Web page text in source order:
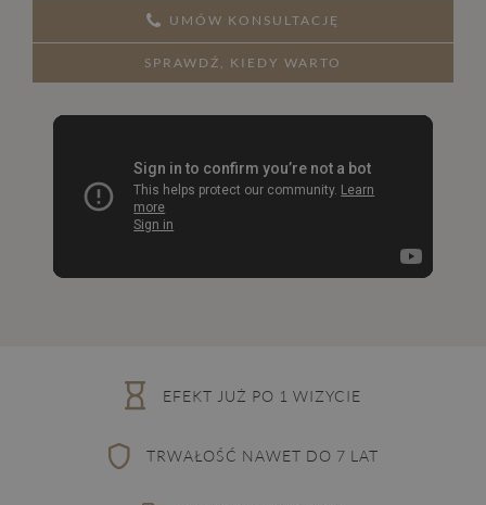
UMÓW KONSULTACJĘ
SPRAWDŹ, KIEDY WARTO
EFEKT JUŻ PO 1 WIZYCIE
TRWAŁOŚĆ NAWET DO 7 LAT